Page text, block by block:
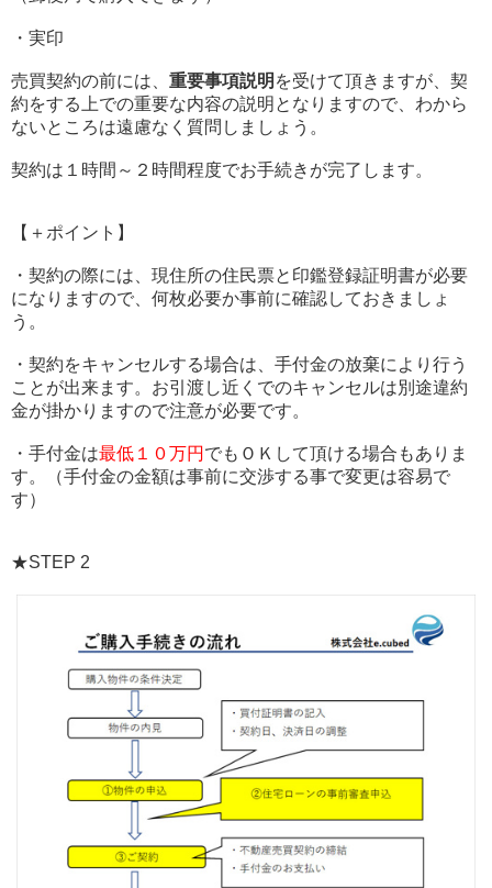
・実印
売買契約の前には、 重要事項説明 を受けて頂きますが、 契
約をする上での重要な内容の説明となりますので、 わから
ないところは遠慮なく質問しましょう。
契約は１時間～２時間程度でお手続きが完了します。
【＋ポイント】
・契約の際には、 現住所の住民票と印鑑登録証明書が必要
になりますので、 何枚必要か事前に確認しておきましょ
う。
・ 契約をキャンセルする場合は、手付金の放棄により行う
ことが出来ます。お引渡し近くでのキャンセルは別途違約
金が掛かりますので注意が必要です。
・手付金は最低１０万円 でもＯＫして頂ける場合もありま
す。（手付金の金額は事前に交渉する事で変更は容易で
す）
★STEP 2